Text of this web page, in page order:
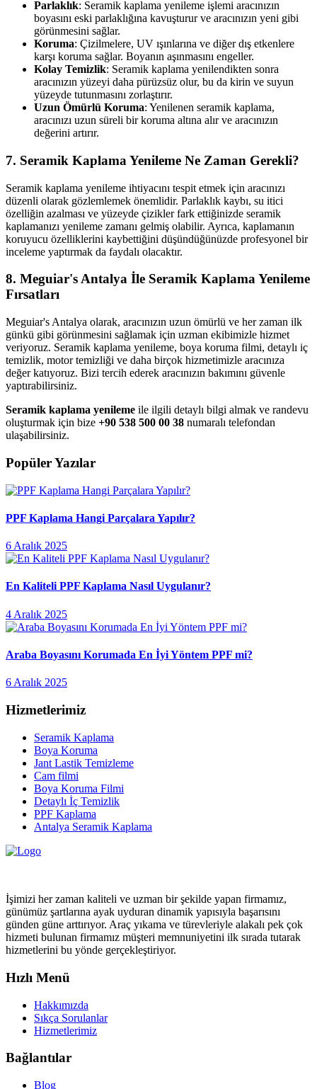
Parlaklık: Seramik kaplama yenileme işlemi aracınızın
boyasını eski parlaklığına kavuşturur ve aracınızın yeni gibi
görünmesini sağlar.
Koruma: Çizilmelere, UV ışınlarına ve diğer dış etkenlere
karşı koruma sağlar. Boyanın aşınmasını engeller.
Kolay Temizlik: Seramik kaplama yenilendikten sonra
aracınızın yüzeyi daha pürüzsüz olur, bu da kirin ve suyun
yüzeyde tutunmasını zorlaştırır.
Uzun Ömürlü Koruma: Yenilenen seramik kaplama,
aracınızı uzun süreli bir koruma altına alır ve aracınızın
değerini artırır.
7. Seramik Kaplama Yenileme Ne Zaman Gerekli?
Seramik kaplama yenileme ihtiyacını tespit etmek için aracınızı
düzenli olarak gözlemlemek önemlidir. Parlaklık kaybı, su itici
özelliğin azalması ve yüzeyde çizikler fark ettiğinizde seramik
kaplamanızı yenileme zamanı gelmiş olabilir. Ayrıca, kaplamanın
koruyucu özelliklerini kaybettiğini düşündüğünüzde profesyonel bir
inceleme yaptırmak da faydalı olacaktır.
8. Meguiar's Antalya İle Seramik Kaplama Yenileme
Fırsatları
Meguiar's Antalya olarak, aracınızın uzun ömürlü ve her zaman ilk
günkü gibi görünmesini sağlamak için uzman ekibimizle hizmet
veriyoruz. Seramik kaplama yenileme, boya koruma filmi, detaylı iç
temizlik, motor temizliği ve daha birçok hizmetimizle aracınıza
değer katıyoruz. Bizi tercih ederek aracınızın bakımını güvenle
yaptırabilirsiniz.
Seramik kaplama yenileme ile ilgili detaylı bilgi almak ve randevu
oluşturmak için bize +90 538 500 00 38 numaralı telefondan
ulaşabilirsiniz.
Popüler Yazılar
PPF Kaplama Hangi Parçalara Yapılır?
6 Aralık 2025
En Kaliteli PPF Kaplama Nasıl Uygulanır?
4 Aralık 2025
Araba Boyasını Korumada En İyi Yöntem PPF mi?
6 Aralık 2025
Hizmetlerimiz
Seramik Kaplama
Boya Koruma
Jant Lastik Temizleme
Cam filmi
Boya Koruma Filmi
Detaylı İç Temizlik
PPF Kaplama
Antalya Seramik Kaplama
İşimizi her zaman kaliteli ve uzman bir şekilde yapan firmamız,
günümüz şartlarına ayak uyduran dinamik yapısıyla başarısını
günden güne arttırıyor. Araç yıkama ve türevleriyle alakalı pek çok
hizmeti bulunan firmamız müşteri memnuniyetini ilk sırada tutarak
hizmetlerini bu yönde gerçekleştiriyor.
Hızlı Menü
Hakkımızda
Sıkça Sorulanlar
Hizmetlerimiz
Bağlantılar
Blog